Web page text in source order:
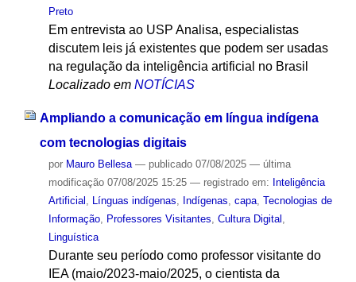
Preto
Em entrevista ao USP Analisa, especialistas
discutem leis já existentes que podem ser usadas
na regulação da inteligência artificial no Brasil
Localizado em NOTÍCIAS
Ampliando a comunicação em língua indígena
com tecnologias digitais
por Mauro Bellesa — publicado07/08/2025 — última
modificação07/08/2025 15:25 — registrado em: Inteligência
Artificial , Línguas indígenas, Indígenas, capa, Tecnologias de
Informação, Professores Visitantes, Cultura Digital ,
Linguística
Durante seu período como professor visitante do
IEA (maio/2023-maio/2025, o cientista da